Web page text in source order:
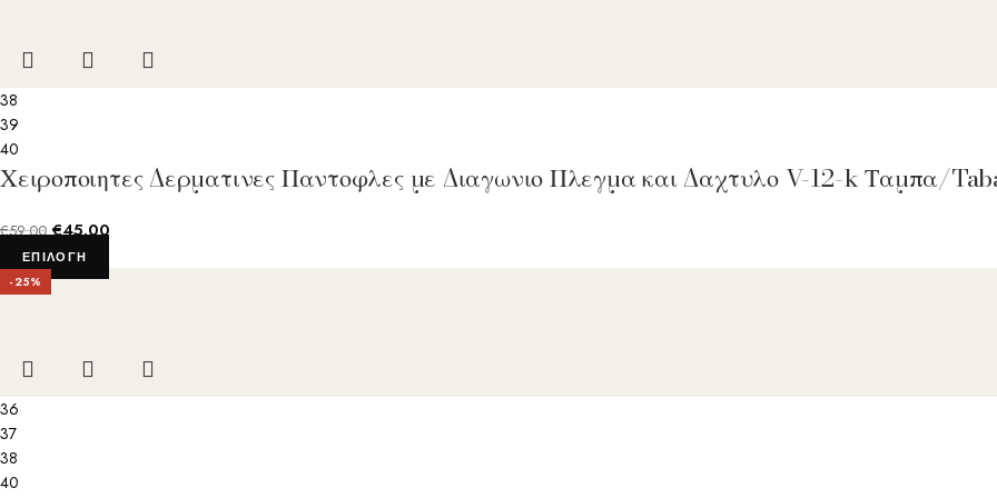
38
39
40
Χειροποιητες Δερματινες Παντοφλες με Διαγωνιο Πλεγμα και Δαχτυλο V-12-k Ταμπα/
€59.00 €45.00
ΕΠΙΛΟΓΉ
-25%
36
37
38
40